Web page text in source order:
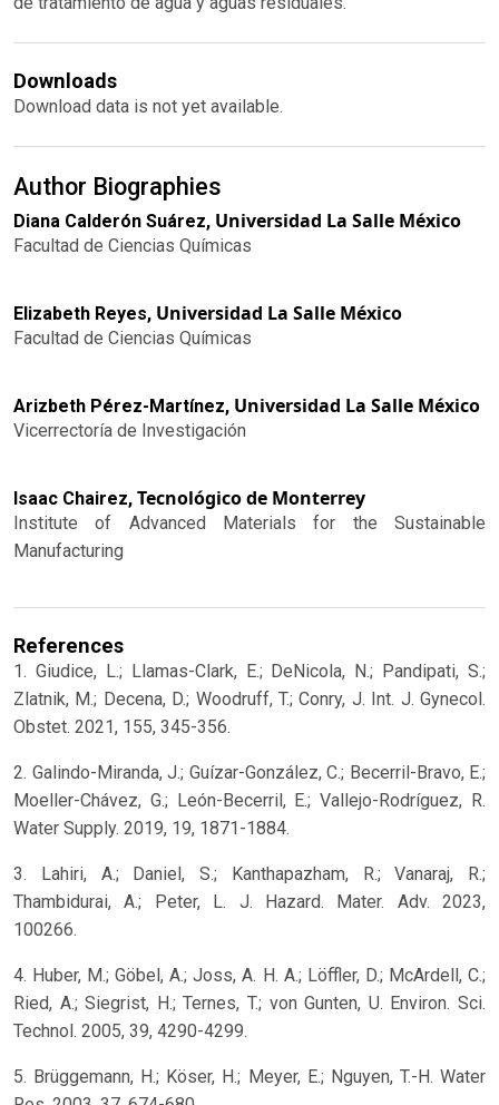
Downloads
Download data is not yet available.
Author Biographies
Diana Calderón Suárez, Universidad La Salle México
Facultad de Ciencias Químicas
Elizabeth Reyes, Universidad La Salle México
Facultad de Ciencias Químicas
Arizbeth Pérez-Martínez, Universidad La Salle México
Vicerrectoría de Investigación
Isaac Chairez, Tecnológico de Monterrey
Institute of Advanced Materials for the Sustainable
Manufacturing
References
1. Giudice, L.; Llamas-Clark, E.; DeNicola, N.; Pandipati, S.;
Zlatnik, M.; Decena, D.; Woodruff, T.; Conry, J. Int. J. Gynecol.
Obstet. 2021, 155, 345-356.
2. Galindo-Miranda, J.; Guízar-González, C.; Becerril-Bravo, E.;
Moeller-Chávez, G.; León-Becerril, E.; Vallejo-Rodríguez, R.
Water Supply. 2019, 19, 1871-1884.
3. Lahiri, A.; Daniel, S.; Kanthapazham, R.; Vanaraj, R.;
Thambidurai, A.; Peter, L. J. Hazard. Mater. Adv. 2023,
100266.
4. Huber, M.; Göbel, A.; Joss, A. H. A.; Löffler, D.; McArdell, C.;
Ried, A.; Siegrist, H.; Ternes, T.; von Gunten, U. Environ. Sci.
Technol. 2005, 39, 4290-4299.
5. Brüggemann, H.; Köser, H.; Meyer, E.; Nguyen, T.-H. Water